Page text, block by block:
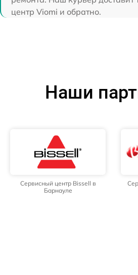
центр Viomi и обратно.
Наши
Сервисный центр Bissell в
Барнауле